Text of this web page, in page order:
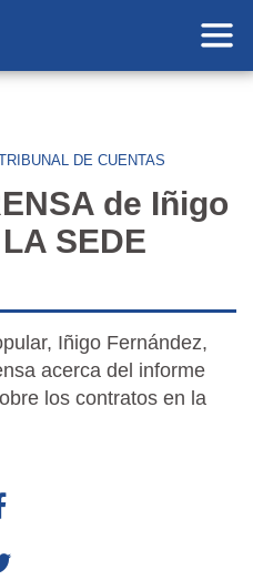
DE CUENTAS
de Iñigo
SEDE
Iñigo Fernández,
acerca del informe
los contratos en la